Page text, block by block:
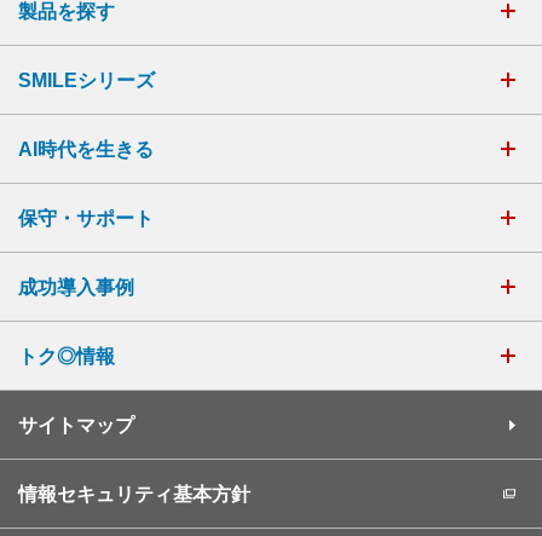
製品を探す
SMILEシリーズ
AI時代を生きる
保守・サポート
成功導入事例
トク◎情報
サイトマップ
情報セキュリティ基本方針